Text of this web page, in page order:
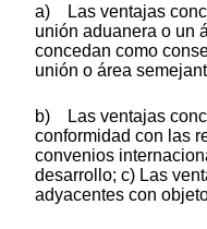
a) Las ventajas
unión aduanera o un
concedan como
unión o área
b) Las ventajas
conformidad con las
convenios
desarrollo; c) Las
adyacentes con